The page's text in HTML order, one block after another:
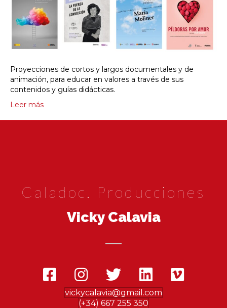
Proyecciones de cortos y largos documentales y de
animación, para educar en valores a través de sus
contenidos y guías didácticas.
Leer más
Caladoc. Producciones
Vicky Calavia
vickycalavia@gmail.com
(+34) 667 255 350